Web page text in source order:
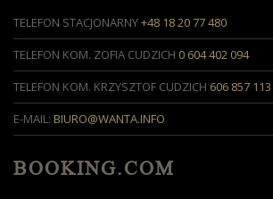
TELEFON STACJONARNY+48 18 20 77 480
TELEFON KOM. ZOFIA CUDZICH 0 604 402 094
TELEFON KOM. KRZYSZTOF CUDZICH 606 857 113
E-MAIL: BIURO@WANTA.INFO
BOOKING.COM